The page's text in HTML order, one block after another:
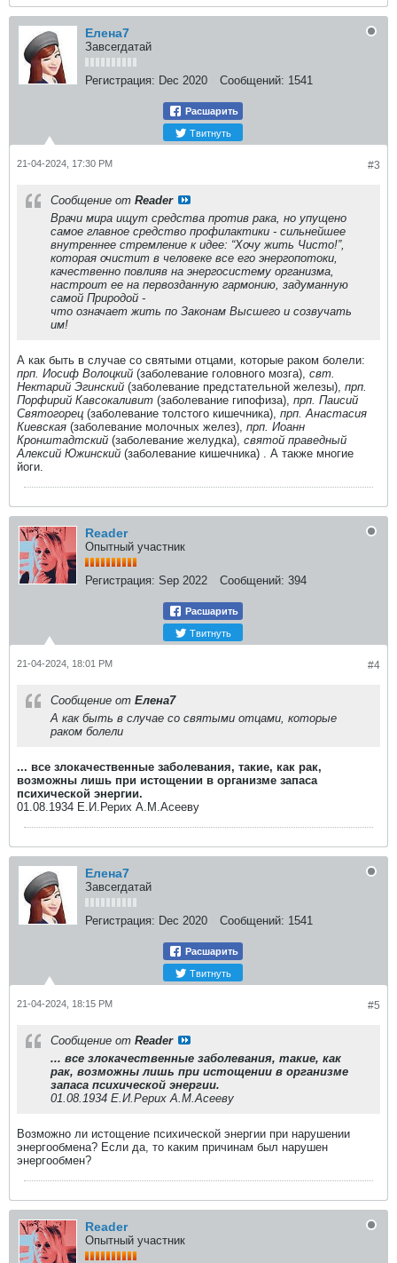
Елена7
Завсегдатай
Регистрация: Dec 2020 Сообщений: 1541
Расшарить
Твитнуть
#3
21-04-2024, 17:30 PM
Сообщение от Reader
Врачи мира ищут средства против рака, но упущено
самое главное средство профилактики - сильнейшее
внутреннее стремление к идее: “Хочу жить Чисто!”,
которая очистит в человеке все его энергопотоки,
качественно повлияв на энергосистему организма,
настроит ее на первозданную гармонию, задуманную
самой Природой -
что означает жить по Законам Высшего и созвучать
им!
А как быть в случае со святыми отцами, которые раком болели:
прп. Иосиф Волоцкий (заболевание головного мозга), свт.
Нектарий Эгинский (заболевание предстательной железы), прп.
Порфирий Кавсокаливит (заболевание гипофиза), прп. Паисий
Святогорец (заболевание толстого кишечника), прп. Анастасия
Киевская (заболевание молочных желез), прп. Иоанн
Кронштадтский (заболевание желудка), святой праведный
Алексий Южинский (заболевание кишечника) . А также многие
йоги.​
Reader
Опытный участник
Регистрация: Sep 2022 Сообщений: 394
Расшарить
Твитнуть
#4
21-04-2024, 18:01 PM
Сообщение от Елена7
А как быть в случае со святыми отцами, которые
раком болели
... все злокачественные заболевания, такие, как рак,
возможны лишь при истощении в организме запаса
психической энергии.
01.08.1934 Е.И.Рерих А.М.Асееву​
Елена7
Завсегдатай
Регистрация: Dec 2020 Сообщений: 1541
Расшарить
Твитнуть
#5
21-04-2024, 18:15 PM
Сообщение от Reader
... все злокачественные заболевания, такие, как
рак, возможны лишь при истощении в организме
запаса психической энергии.
01.08.1934 Е.И.Рерих А.М.Асееву​
Возможно ли истощение психической энергии при нарушении
энергообмена? Если да, то каким причинам был нарушен
энергообмен?
Reader
Опытный участник